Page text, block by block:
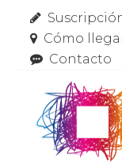
Cómo
Contacto